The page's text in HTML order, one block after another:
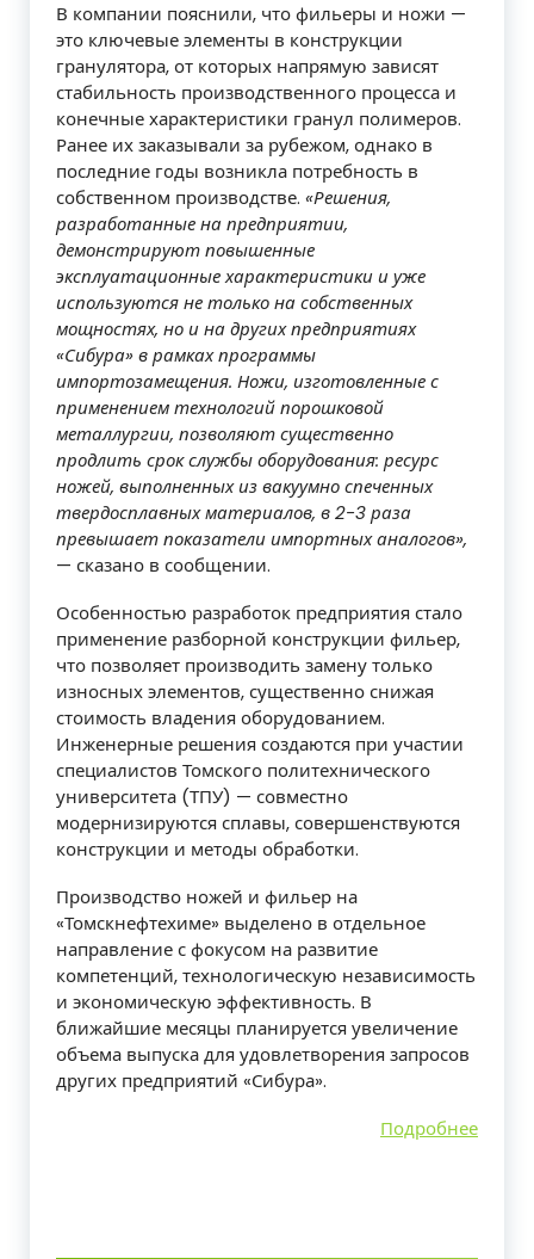
В компании пояснили, что фильеры и ножи —
это ключевые элементы в конструкции
гранулятора, от которых напрямую зависят
стабильность производственного процесса и
конечные характеристики гранул полимеров.
Ранее их заказывали за рубежом, однако в
последние годы возникла потребность в
собственном производстве. «Решения,
разработанные на предприятии,
демонстрируют повышенные
эксплуатационные характеристики и уже
используются не только на собственных
мощностях, но и на других предприятиях
«Сибура» в рамках программы
импортозамещения. Ножи, изготовленные с
применением технологий порошковой
металлургии, позволяют существенно
продлить срок службы оборудования: ресурс
ножей, выполненных из вакуумно спеченных
твердосплавных материалов, в 2-3 раза
превышает показатели импортных аналогов»,
— сказано в сообщении.
Особенностью разработок предприятия стало
применение разборной конструкции фильер,
что позволяет производить замену только
износных элементов, существенно снижая
стоимость владения оборудованием.
Инженерные решения создаются при участии
специалистов Томского политехнического
университета (ТПУ) — совместно
модернизируются сплавы, совершенствуются
конструкции и методы обработки.
Производство ножей и фильер на
«Томскнефтехиме» выделено в отдельное
направление с фокусом на развитие
компетенций, технологическую независимость
и экономическую эффективность. В
ближайшие месяцы планируется увеличение
объема выпуска для удовлетворения запросов
других предприятий «Сибура».
Подробнее